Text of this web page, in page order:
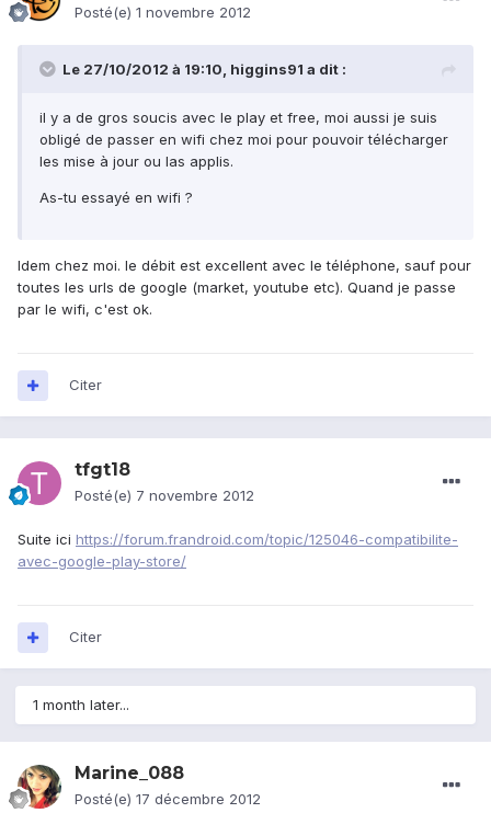
Posté(e) 1 novembre 2012
Le 27/10/2012 à 19:10, higgins91 a dit :
il y a de gros soucis avec le play et free, moi aussi je suis
obligé de passer en wifi chez moi pour pouvoir télécharger
les mise à jour ou las applis.
As-tu essayé en wifi ?
Idem chez moi. le débit est excellent avec le téléphone, sauf pour
toutes les urls de google (market, youtube etc). Quand je passe
par le wifi, c'est ok.
Citer
tfgt18
Posté(e) 7 novembre 2012
Suite ici https://forum.frandroid.com/topic/125046-compatibilite-
avec-google-play-store/
Citer
1 month later...
Marine_088
Posté(e) 17 décembre 2012